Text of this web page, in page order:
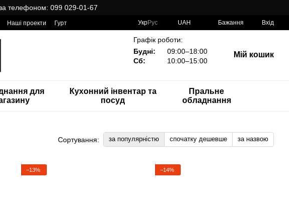
телефоном: 099 029-01-67
Наші проекти
Гурт
УкрРус UAH Бажання Вхід
Графік роботи:
Будні:
09:00–18:00
Сб:
10:00–15:00
Мій кошик
для
Кухонний інвентар та
посуд
Пральне
обладнання
Сортування: за популярністю спочатку дешевше за назвою
−13% −14%